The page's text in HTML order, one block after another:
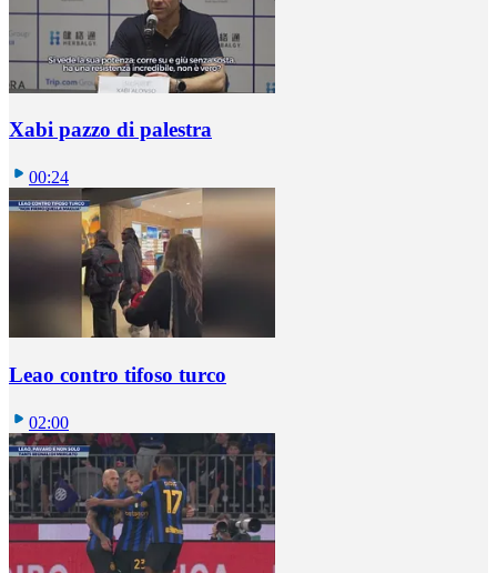
Xabi pazzo di palestra
00:24
Leao contro tifoso turco
02:00